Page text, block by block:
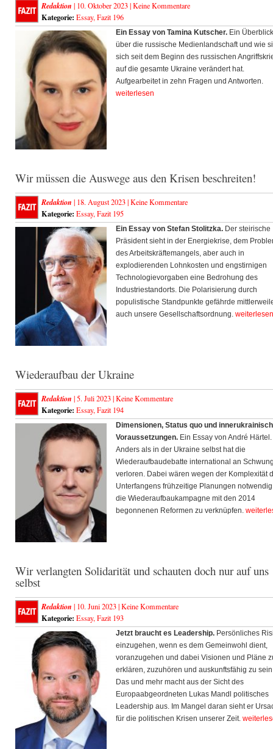
Redaktion | 10. Oktober 2023 |Keine Kommentare
Kategorie: Essay, Fazit 196
Ein Essay von Tamina Kutscher. Ein Überblick
über die russische Medienlandschaft und wie
sich seit dem Beginn des russischen
auf die gesamte Ukraine verändert hat.
Aufgearbeitet in zehn Fragen und Antworten.
weiterlesen
Wir müssen die Auswege aus den Krisen beschreiten!
Redaktion | 18. August 2023 |Keine Kommentare
Kategorie: Essay, Fazit 195
Ein Essay von Stefan Stolitzka. Der steirische
Präsident sieht in der Energiekrise, dem
des Arbeitskräftemangels, aber auch in
explodierenden Lohnkosten und engstirnigen
Technologievorgaben eine Bedrohung des
Industriestandorts. Die Polarisierung durch
populistische Standpunkte gefährde
auch unsere Gesellschaftsordnung. weiterlesen
Wiederaufbau der Ukraine
Redaktion | 5. Juli 2023 |Keine Kommentare
Kategorie: Essay, Fazit 194
Dimensionen, Status quo und
Voraussetzungen. Ein Essay von André Härtel.
Anders als in der Ukraine selbst hat die
Wiederaufbaudebatte international an
verloren. Dabei wären wegen der Komplexität
Unterfangens frühzeitige Planungen
die Wiederaufbaukampagne mit den 2014
begonnenen Reformen zu verknüpfen.
Wir verlangten Solidarität und schauten doch nur auf uns
selbst
Redaktion | 10. Juni 2023 |Keine Kommentare
Kategorie: Essay, Fazit 193
Jetzt braucht es Leadership. Persönliches
einzugehen, wenn es dem Gemeinwohl dient,
voranzugehen und dabei Visionen und Pläne
erklären, zuzuhören und auskunftsfähig zu
Das und mehr macht aus der Sicht des
Europaabgeordneten Lukas Mandl politisches
Leadership aus. Im Mangel daran sieht er
für die politischen Krisen unserer Zeit.